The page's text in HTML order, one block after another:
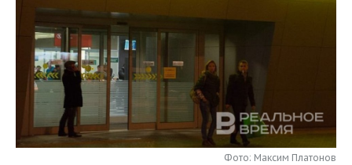
НЕФТЬ
ОПК
ЭНЕРГЕТИКА
РОЗНИЧНАЯ ТОРГОВЛЯ
ТРАНСПОРТ
УСЛУГИ
НОВОСТИ ТЕХНОЛОГИЙ
МЕДИА
ТЕЛЕКОММУНИКАЦИИ
МЕРОПРИЯТИЯ
НОВОСТИ МЕРОПРИЯТИЙ
ВЫЕЗДНАЯ РЕДАКЦИЯ
БИЗНЕС-БРАНЧИ
СПОРТ
НОВОСТИ СПОРТА
ФУТБОЛ
ОБЩЕСТВО
НОВОСТИ ОБЩЕСТВА
ФОТОГАЛЕРЕЯ
Фото: Максим Платонов